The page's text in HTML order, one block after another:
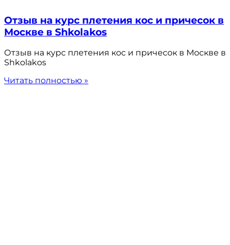
Отзыв на курс плетения кос и причесок в
Москве в Shkolakos
Отзыв на курс плетения кос и причесок в Москве в
Shkolakos
Читать полностью »